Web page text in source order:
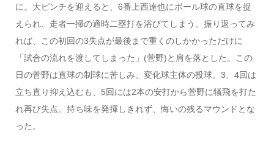
に。大ピンチを迎えると、6番上西達也にボール球の直球を捉
えられ、走者一掃の適時二塁打を浴びてしまう。振り返ってみ
れば、この初回の3失点が最後まで重くのしかかっただけに
「試合の流れを渡してしまった」(菅野)と肩を落とした。この
日の菅野は直球の制球に苦しみ、変化球主体の投球。3、4回は
立ち直り抑え込むも、5回には2本の安打から菅野に犠飛を打た
れ再び失点。持ち味を発揮しきれず、悔いの残るマウンドとな
った。